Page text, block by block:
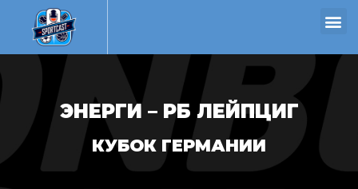
ЭНЕРГИ – РБ ЛЕЙПЦИГ
КУБОК ГЕРМАНИИ